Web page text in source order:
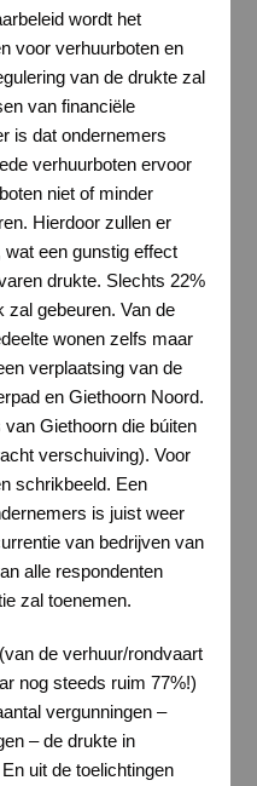
wordt het
voor verhuurboten en
van de drukte zal
van financiële
is dat ondernemers
verhuurboten ervoor
niet of minder
Hierdoor zullen er
een gunstig effect
drukte. Slechts 22%
zal gebeuren. Van de
wonen zelfs maar
verplaatsing van de
en Giethoorn Noord.
Giethoorn die búiten
verschuiving). Voor
schrikbeeld. Een
is juist weer
van bedrijven van
alle respondenten
zal toenemen.
de verhuur/rondvaart
nog steeds ruim 77%!)
vergunningen –
– de drukte in
uit de toelichtingen